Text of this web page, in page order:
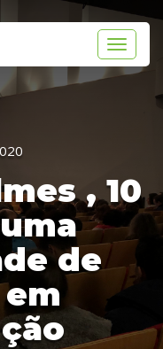
Toggle
, 10
de